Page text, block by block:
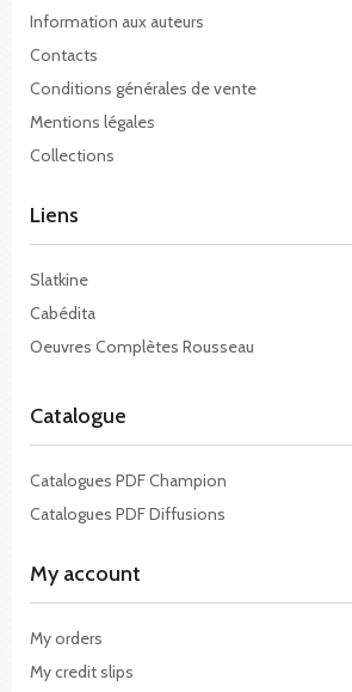
Information aux auteurs
Contacts
Conditions générales de vente
Mentions légales
Collections
Liens
Slatkine
Cabédita
Oeuvres Complètes Rousseau
Catalogue
Catalogues PDF Champion
Catalogues PDF Diffusions
My account
My orders
My credit slips